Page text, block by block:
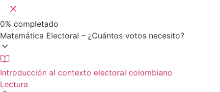
0% completado
Matemática Electoral – ¿Cuántos votos necesito?
Introducción al contexto electoral colombiano
Lectura